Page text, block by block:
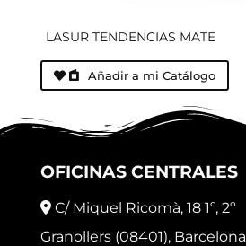
LASUR TENDENCIAS MATE
Añadir a mi Catálogo
OFICINAS CENTRALES
C/ Miquel Ricomà, 18 1º, 2º
Granollers (08401), Barcelona